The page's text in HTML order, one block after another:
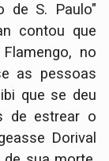
de S. Paulo"
contou que
no
as pessoas
que se deu
de estrear o
Dorival